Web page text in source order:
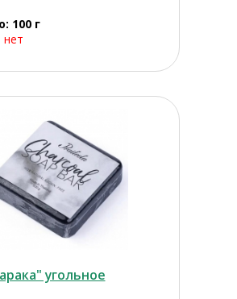
100 г
угольное